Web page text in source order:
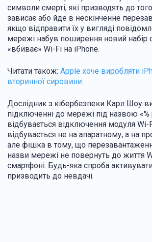
символи смерті, які призводять до
зависає або йде в нескінченне
якщо відправити їх у вигляді
мережі набув поширення новий набір
«вбиває» Wi-Fi на iPhone.
Читати також: Apple хоче виробляти
вторинної сировини
Дослідник з кібербезпеки Карл Шоу
підключенні до мережі під назвою «%
відбувається відключення модуля
відбувається не на апаратному, а на
але фішка в тому, що
назви мережі не повернуть до життя
смартфоні. Будь-яка спроба
призводить до невдачі.